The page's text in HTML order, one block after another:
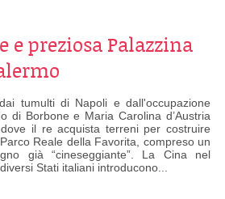
e preziosa Palazzina
tumulti di Napoli e dall'occupazione
di Borbone e Maria Carolina d’Austria
il re acquista terreni per costruire
Reale della Favorita, compreso un
già “cineseggiante”. La Cina nel
Stati italiani introducono...